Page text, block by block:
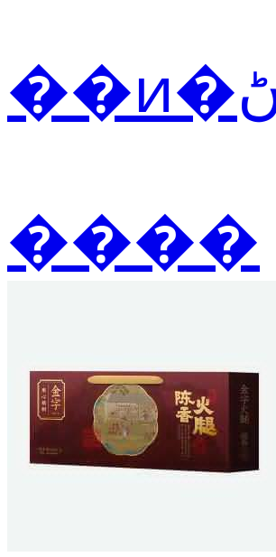
����